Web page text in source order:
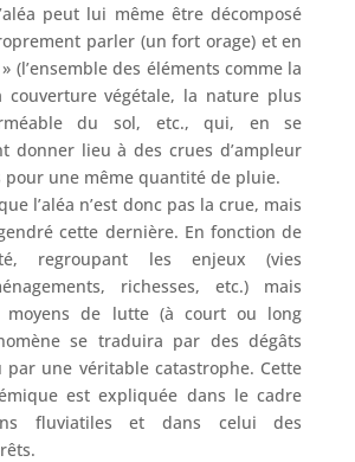
peut lui même être décomposé
parler (un fort orage) et en
(l’ensemble des éléments comme la
couverture végétale, la nature plus
du sol, etc., qui, en se
donner lieu à des crues d’ampleur
une même quantité de pluie.
l’aléa n’est donc pas la crue, mais
cette dernière. En fonction de
regroupant les enjeux (vies
richesses, etc.) mais
moyens de lutte (à court ou long
se traduira par des dégâts
par une véritable catastrophe. Cette
est expliquée dans le cadre
fluviatiles et dans celui des